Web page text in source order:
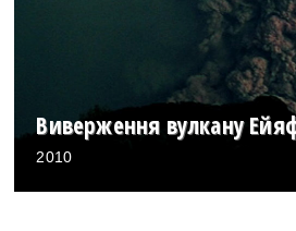
Виверження вулкану
2010